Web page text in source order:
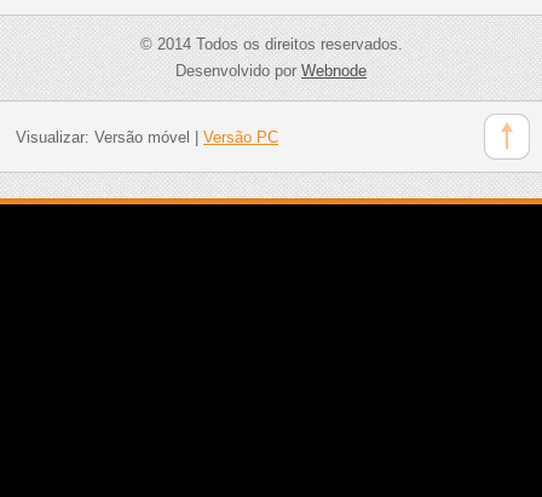
© 2014 Todos os direitos reservados.
Desenvolvido porWebnode
Visualizar: Versão móvel Versão PC